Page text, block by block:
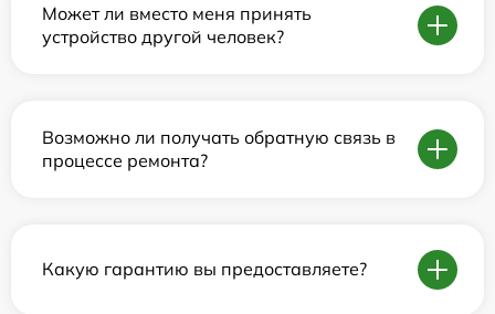
Может ли вместо меня принять
устройство другой человек?
Возможно ли получать обратную связь в
процессе ремонта?
Какую гарантию вы предоставляете?